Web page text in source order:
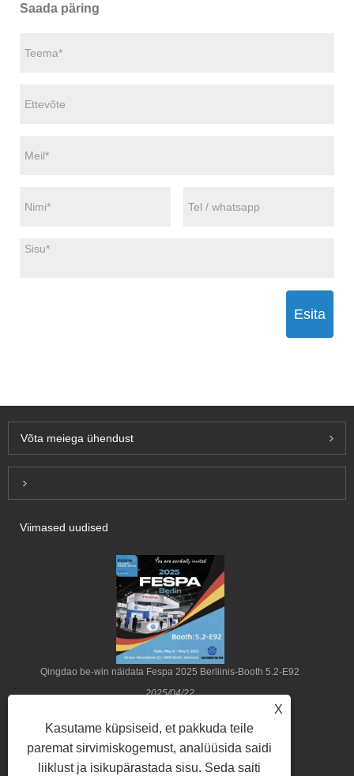
Saada päring
Esita
Võta meiega ühendust
Inquiry For Pricelist
Viimased uudised
Qingdao be-win näidata Fespa 2025 Berliinis-Booth 5.2-E92
2025/04/22
X
Kasutame küpsiseid, et pakkuda teile
paremat sirvimiskogemust, analüüsida saidi
liiklust ja isikupärastada sisu. Seda saiti